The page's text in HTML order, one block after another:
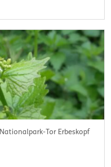
Nationalpark-Tor Erbeskopf